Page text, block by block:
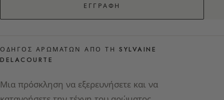
ΕΓΓΡΑΦΉ
ΟΔΗΓΌΣ ΑΡΩΜΆΤΩΝ ΑΠΌ ΤΗ SYLVAINE
DELACOURTE
Μια πρόσκληση να εξερευνήσετε και να